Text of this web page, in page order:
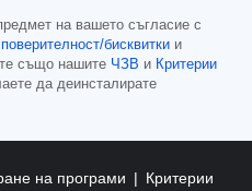
на вашето съгласие с
поверителност/бисквитки и
също нашите ЧЗВ и Критерии
да деинсталирате
на програми
Критерии